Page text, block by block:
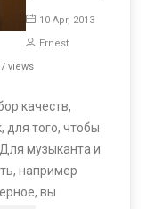
10 Apr, 2013
Ernest
views
качеств,
для того, чтобы
музыканта и
например
вы